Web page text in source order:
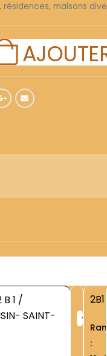
résidences, maisons
B 1 /
SAINT-
+
2B1
Rang
: